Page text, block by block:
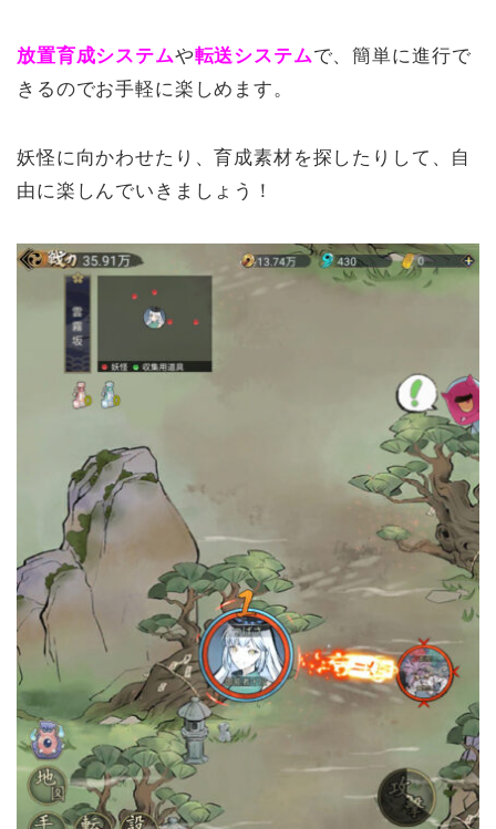
放置育成システムや転送システムで、簡単に進行で
きるのでお手軽に楽しめます。
妖怪に向かわせたり、育成素材を探したりして、自
由に楽しんでいきましょう！